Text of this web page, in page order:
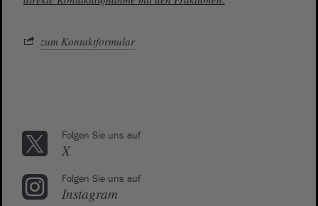
zum Kontaktformular
Folgen Sie uns auf
X
Folgen Sie uns auf
Instagram